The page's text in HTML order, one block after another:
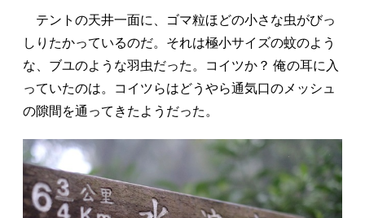
テントの天井一面に、ゴマ粒ほどの小さな虫がびっ
しりたかっているのだ。それは極小サイズの蚊のよう
な、ブユのような羽虫だった。コイツか？ 俺の耳に入
っていたのは。コイツらはどうやら通気口のメッシュ
の隙間を通ってきたようだった。